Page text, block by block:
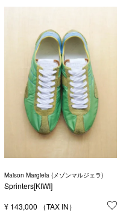
お気に入りに登録する
Maison Margiela (メゾンマルジェラ)
Sprinters[KIWI]
¥ 143,000